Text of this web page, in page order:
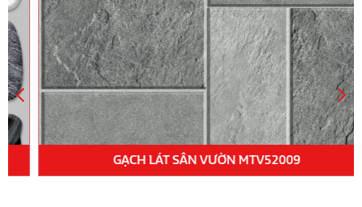
GẠCH LÁT SÂN VƯỜN MTV52009